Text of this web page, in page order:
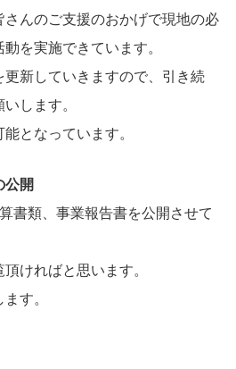
んのご支援のおかげで現地の必
を実施できています。
更新していきますので、引き続
します。
能となっています。
公開
書類、事業報告書を公開させて
ければと思います。
す。